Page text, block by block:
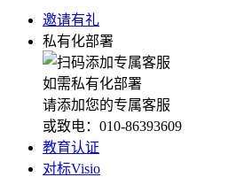
邀请有礼
私有化部署
如需私有化部署
请添加您的专属客服
或致电：010-86393609
教育认证
对标Visio